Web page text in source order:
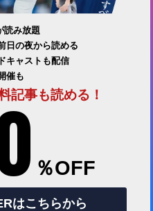
読み放題
日の夜から読める
キャストも配信
催も
記事も読める！
％OFF
はこちらから